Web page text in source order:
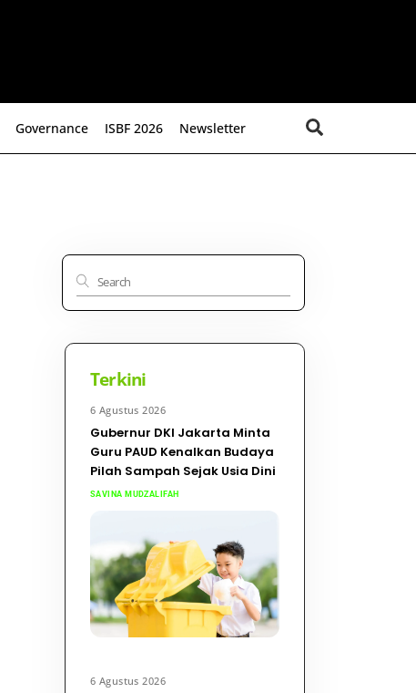
Governance ISBF 2026 Newsletter
Terkini
6 Agustus 2026
Gubernur DKI Jakarta Minta
Guru PAUD Kenalkan Budaya
Pilah Sampah Sejak Usia Dini
SAVINA MUDZALIFAH
6 Agustus 2026